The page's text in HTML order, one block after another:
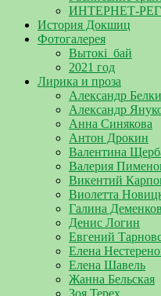
ИНТЕРНЕТ-
История Докшиц
Фотогалерея
Вытокі_бай
2021 год
Лирика и проза
Александр
Александр
Анна Синякова
Антон Дрокин
Валентина
Валерия
Викентий
Виолетта
Галина
Денис Логин
Евгений
Елена
Елена Шавель
Жанна Бельская